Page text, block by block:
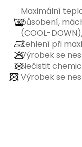
Maximální
působení,
(COOL-
Žehlení při
Výrobek se
Nečistit
Výrobek se